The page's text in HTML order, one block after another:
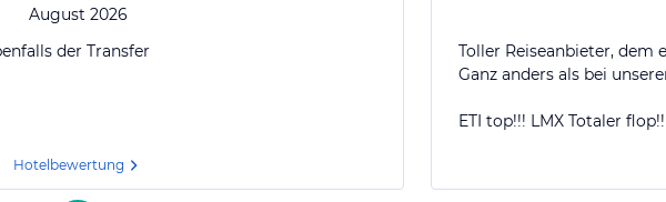
August 2026
der Transfer
Hotelbewertung
Toller Reiseanbieter, dem
Ganz anders als bei
ETI top!!! LMX Totaler